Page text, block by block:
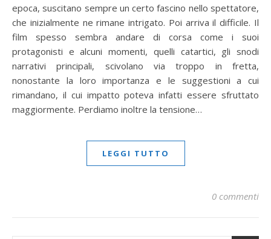
epoca, suscitano sempre un certo fascino nello spettatore,
che inizialmente ne rimane intrigato. Poi arriva il difficile. Il
film spesso sembra andare di corsa come i suoi
protagonisti e alcuni momenti, quelli catartici, gli snodi
narrativi principali, scivolano via troppo in fretta,
nonostante la loro importanza e le suggestioni a cui
rimandano, il cui impatto poteva infatti essere sfruttato
maggiormente. Perdiamo inoltre la tensione…
LEGGI TUTTO
0 commenti